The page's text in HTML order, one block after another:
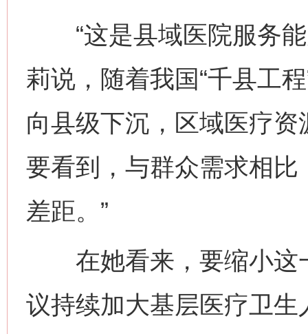
“这是县域医院服务能
莉说，随着我国“千县工
向县级下沉，区域医疗
要看到，与群众需求相
差距。”
在她看来，要缩小这
议持续加大基层医疗卫